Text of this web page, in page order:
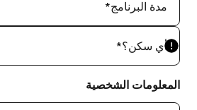
مدة البرنامج*
أي سكن؟*
المعلومات الشخصية